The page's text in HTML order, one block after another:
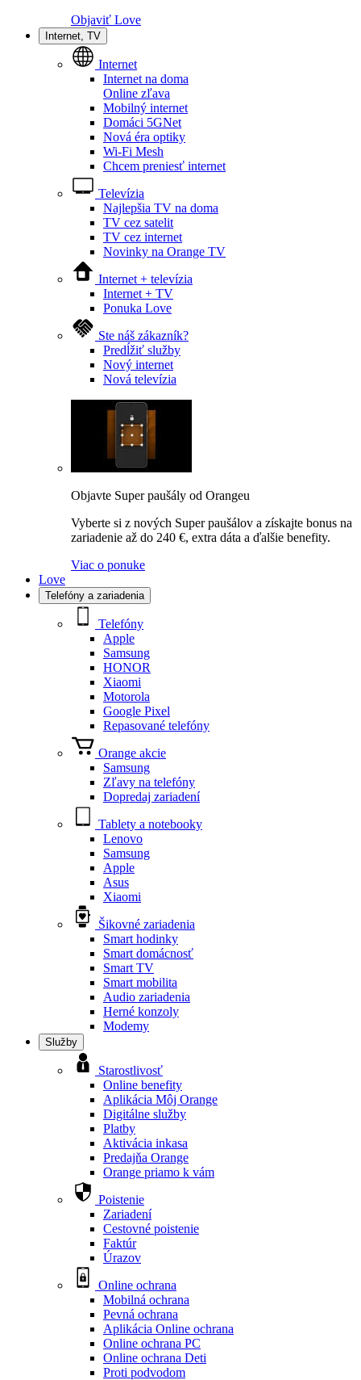
Objaviť Love
Internet, TV
Internet
Internet na doma
Online zľava
Mobilný internet
Domáci 5GNet
Nová éra optiky
Wi-Fi Mesh
Chcem preniesť internet
Televízia
Najlepšia TV na doma
TV cez satelit
TV cez internet
Novinky na Orange TV
Internet + televízia
Internet + TV
Ponuka Love
Ste náš zákazník?
Predĺžiť služby
Nový internet
Nová televízia
Objavte Super paušály od Orangeu
Vyberte si z nových Super paušálov a získajte bonus na
zariadenie až do 240 €, extra dáta a ďalšie benefity.
Viac o ponuke
Love
Telefóny a zariadenia
Telefóny
Apple
Samsung
HONOR
Xiaomi
Motorola
Google Pixel
Repasované telefóny
Orange akcie
Samsung
Zľavy na telefóny
Dopredaj zariadení
Tablety a notebooky
Lenovo
Samsung
Apple
Asus
Xiaomi
Šikovné zariadenia
Smart hodinky
Smart domácnosť
Smart TV
Smart mobilita
Audio zariadenia
Herné konzoly
Modemy
Služby
Starostlivosť
Online benefity
Aplikácia Môj Orange
Digitálne služby
Platby
Aktivácia inkasa
Predajňa Orange
Orange priamo k vám
Poistenie
Zariadení
Cestovné poistenie
Faktúr
Úrazov
Online ochrana
Mobilná ochrana
Pevná ochrana
Aplikácia Online ochrana
Online ochrana PC
Online ochrana Deti
Proti podvodom